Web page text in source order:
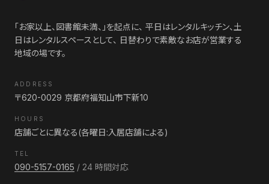
「お家以上、図書館未満、」を起点に、 平日はレンタルキッチン、土
日はレンタルスペースとして、 日替わりで素敵なお店が営業する
地域の場です。
ADDRESS
〒620-0029 京都府福知山市下新10
HOURS
店舗ごとに異なる(各曜日:入居店舗による)
TEL
090-5157-0165 / 24 時間対応